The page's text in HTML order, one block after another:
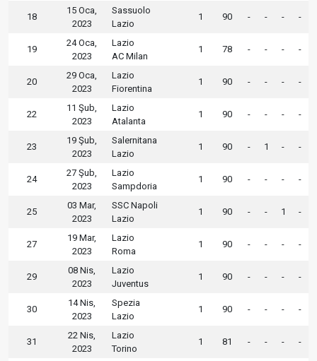
18
15 Oca,
2023
Sassuolo
Lazio
1 90 - - - -
19
24 Oca,
2023
Lazio
AC Milan
1 78 - - - -
20
29 Oca,
2023
Lazio
Fiorentina
1 90 - - - -
22
11 Şub,
2023
Lazio
Atalanta
1 90 - - - -
23
19 Şub,
2023
Salernitana
Lazio
1 90 - 1 - -
24
27 Şub,
2023
Lazio
Sampdoria
1 90 - - - -
25
03 Mar,
2023
SSC Napoli
Lazio
1 90 - - 1 -
27
19 Mar,
2023
Lazio
Roma
1 90 - - - -
29
08 Nis,
2023
Lazio
Juventus
1 90 - - - -
30
14 Nis,
2023
Spezia
Lazio
1 90 - - - -
31
22 Nis,
2023
Lazio
Torino
1 81 - - - -